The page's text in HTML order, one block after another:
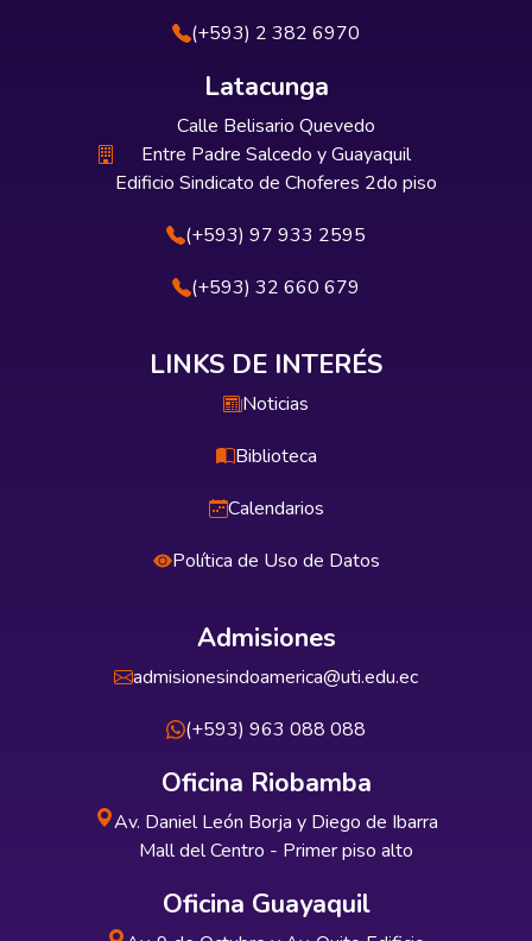
(+593) 2 382 6970
Latacunga
Calle Belisario Quevedo
Entre Padre Salcedo y Guayaquil
Edificio Sindicato de Choferes 2do piso
(+593) 97 933 2595
(+593) 32 660 679
LINKS DE INTERÉS
Noticias
Biblioteca
Calendarios
Política de Uso de Datos
Admisiones
admisionesindoamerica@uti.edu.ec
(+593) 963 088 088
Oficina Riobamba
Av. Daniel León Borja y Diego de Ibarra
Mall del Centro - Primer piso alto
Oficina Guayaquil